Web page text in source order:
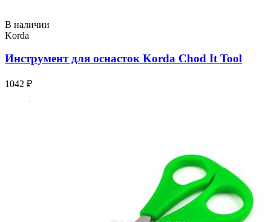
В наличии
Korda
Инструмент для оснасток Korda Chod It Tool
1042 ₽